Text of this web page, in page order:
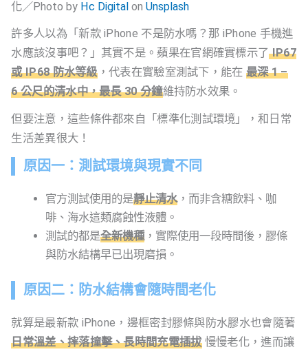
化／Photo by Hc Digital onUnsplash
許多人以為「新款 iPhone 不是防水嗎？那 iPhone 手機進
水應該沒事吧？」其實不是。蘋果在官網確實標示了 IP67
或 IP68 防水等級，代表在實驗室測試下，能在 最深 1 –
6 公尺的清水中，最長 30 分鐘維持防水效果。
但要注意，這些條件都來自「標準化測試環境」，和日常
生活差異很大！
原因一：測試環境與現實不同
官方測試使用的是靜止清水，而非含糖飲料、咖
啡、海水這類腐蝕性液體。
測試的都是全新機種，實際使用一段時間後，膠條
與防水結構早已出現磨損。
原因二：防水結構會隨時間老化
就算是最新款 iPhone，邊框密封膠條與防水膠水也會隨著
日常溫差、摔落撞擊、長時間充電插拔慢慢老化，進而讓